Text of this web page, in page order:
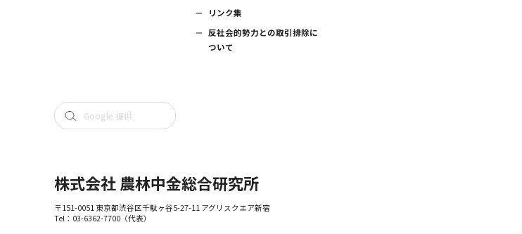
リンク集
反社会的勢力との取引排除に
ついて
株式会社 農林中金総合研究所
〒151-0051 東京都渋谷区千駄ヶ谷5-27-11 アグリスクエア新宿
Tel： 03-6362-7700（代表）